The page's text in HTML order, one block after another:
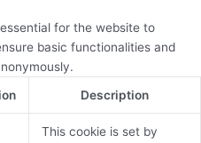
for the website to
basic functionalities and
Description
This cookie is set by